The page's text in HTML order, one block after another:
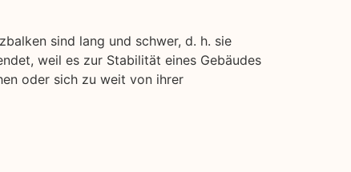
sind lang und schwer, d. h. sie
weil es zur Stabilität eines Gebäudes
oder sich zu weit von ihrer